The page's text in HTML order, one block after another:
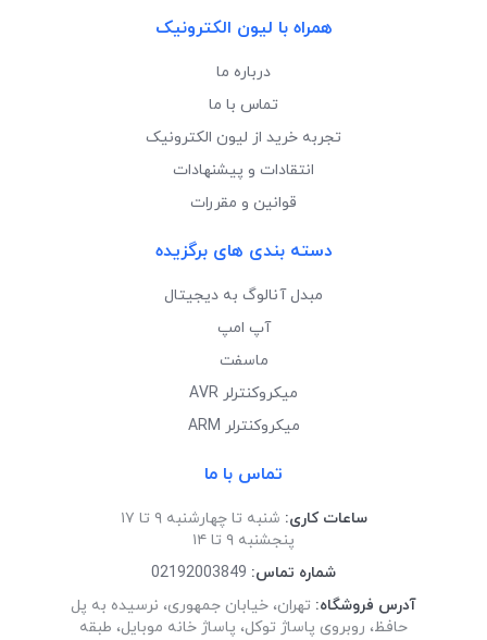
همراه با لیون الکترونیک
درباره ما
تماس با ما
تجربه خرید از لیون الکترونیک
انتقادات و پیشنهادات
قوانین و مقررات
دسته بندی های برگزیده
مبدل آنالوگ به دیجیتال
آپ امپ
ماسفت
میکروکنترلر AVR
میکروکنترلر ARM
تماس با ما
ساعات کاری: شنبه تا چهارشنبه ۹ تا ۱۷
پنجشنبه ۹ تا ۱۴
شماره تماس: 02192003849
آدرس فروشگاه: تهران، خیابان جمهوری، نرسیده به پل
حافظ، روبروی پاساژ توکل، پاساژ خانه موبایل، طبقه